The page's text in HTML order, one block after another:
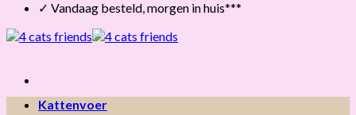
✓ Vandaag besteld, morgen in huis***
Kattenvoer